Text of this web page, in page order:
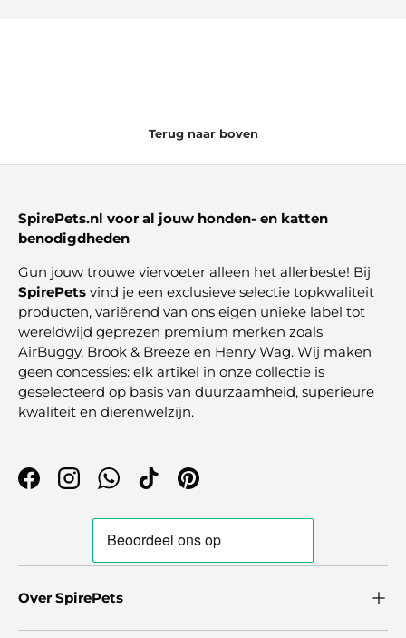
Terug naar boven
SpirePets.nl voor al jouw honden- en katten
benodigdheden
Gun jouw trouwe viervoeter alleen het allerbeste! Bij
SpirePets vind je een exclusieve selectie topkwaliteit
producten, variërend van ons eigen unieke label tot
wereldwijd geprezen premium merken zoals
AirBuggy, Brook & Breeze en Henry Wag. Wij maken
geen concessies: elk artikel in onze collectie is
geselecteerd op basis van duurzaamheid, superieure
kwaliteit en dierenwelzijn.
FacebookInstagramWhatsApp
TikTokPinterest
Over SpirePets